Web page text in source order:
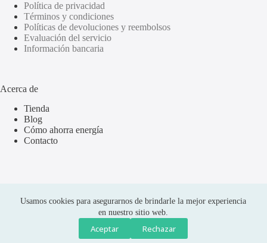
Usamos cookies para asegurarnos de brindarle la mejor experiencia
en nuestro sitio web.
Aceptar Rechazar
Política de privacidad
Términos y condiciones
Políticas de devoluciones y reembolsos
Evaluación del servicio
Información bancaria
Acerca de
Tienda
Blog
Cómo ahorra energía
Contacto